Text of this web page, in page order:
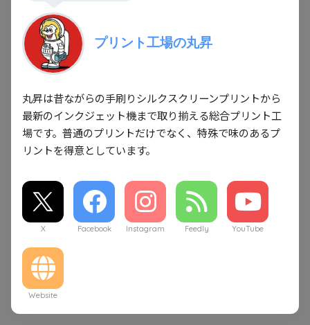
プリント工場の丸昇
丸昇は昔ながらの手刷りシルクスクリーンプリントから
最新のインクジェット機まで取り揃える総合プリント工
場です。普通のプリントだけでなく、特殊で味のあるプ
リントを得意としています。
X Facebook Instagram Feedly YouTube
Website